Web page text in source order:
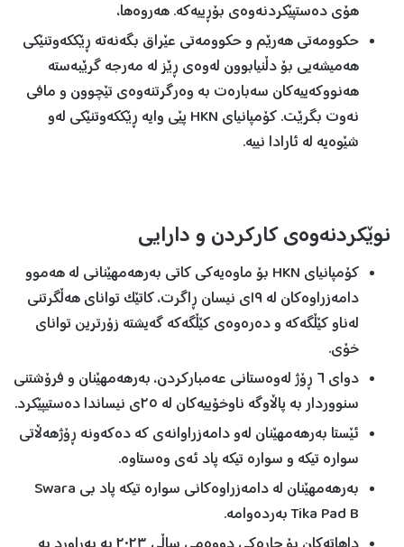
هۆی دەستپێکردنەوەی بۆڕییەکە. هەروەها،
حکوومەتی هەرێم و حکوومەتی عێراق بگەنەتە ڕێککەوتنێکی
هەمیشەیی بۆ دڵنیابوون لەوەی ڕێز لە مەرجە گرێبەستە
هەنووکەییەکان سەبارەت بە وەرگرتنەوەی تێچوون و مافی
نەوت بگرێت. کۆمپانیای HKN پێی وایە ڕێککەوتنێکی لەو
شێوەیە لە ئارادا نییە.
نوێکردنەوەی کارکردن و دارایی
کۆمپانیای HKN بۆ ماوەیەکی کاتی بەرهەمهێنانی لە هەموو
دامەزراوەکان لە ١٩ی نیسان ڕاگرت، کاتێک توانای هەڵگرتنی
لەناو کێڵگەکە و دەرەوەی کێڵگەکە گەیشتە زۆرترین توانای
خۆی.
دوای ٦ ڕۆژ لەوەستانی عەمبارکردن، بەرهەمهێنان و فرۆشتنی
سنووردار بە پاڵاوگە ناوخۆییەکان لە ٢٥ی نیساندا دەستیپێکرد.
ئێستا بەرهەمهێنان لەو دامەزراوانەی کە دەکەونە ڕۆژهەڵاتی
سوارە تیکە و سوارە تیکە پاد ئەی وەستاوە.
بەرهەمهێنان لە دامەزراوەکانی سوارە تیکە پاد بی Swara
Tika Pad B بەردەوامە.